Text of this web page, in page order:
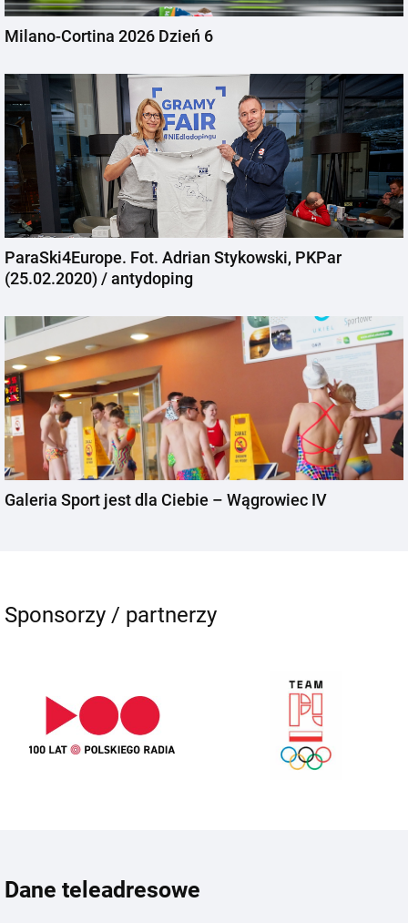
Milano-Cortina 2026 Dzień 6
ParaSki4Europe. Fot. Adrian Stykowski, PKPar
(25.02.2020) / antydoping
Galeria Sport jest dla Ciebie – Wągrowiec IV
Sponsorzy / partnerzy
Dane teleadresowe